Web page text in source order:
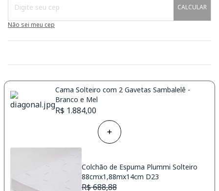
CALCULAR
Não sei meu cep
Cama Solteiro com 2 Gavetas Sambalelê -
Branco e Mel
R$ 1.884,00
Colchão de Espuma Plummi Solteiro
88cmx1,88mx14cm D23
R$ 688,88